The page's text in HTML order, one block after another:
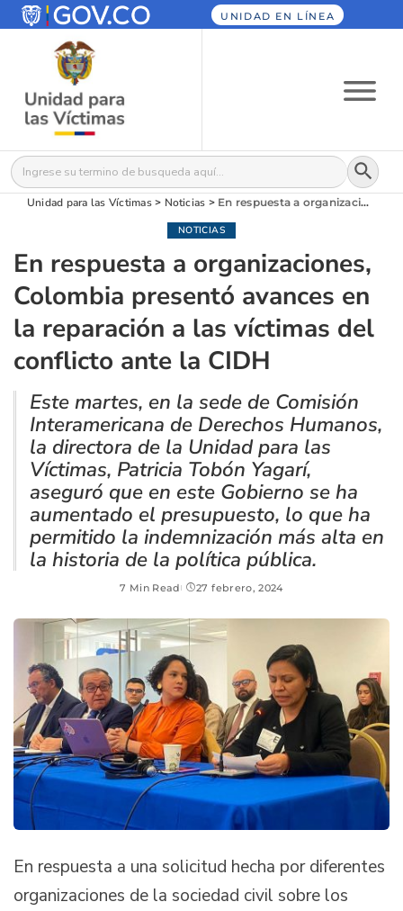
UNIDAD EN LÍNEA
Buscar: Botón
Unidad para las Víctimas> Noticias > En respuesta a organizaciones, Colombia presentó avances en la reparación a las víctimas del conflicto ante la CIDH
NOTICIAS
En respuesta a organizaciones,
Colombia presentó avances en
la reparación a las víctimas del
conflicto ante la CIDH
Este martes, en la sede de Comisión
Interamericana de Derechos Humanos,
la directora de la Unidad para las
Víctimas, Patricia Tobón Yagarí,
aseguró que en este Gobierno se ha
aumentado el presupuesto, lo que ha
permitido la indemnización más alta en
la historia de la política pública.
7 Min Read 27 febrero, 2024
En respuesta a una solicitud hecha por diferentes
organizaciones de la sociedad civil sobre los